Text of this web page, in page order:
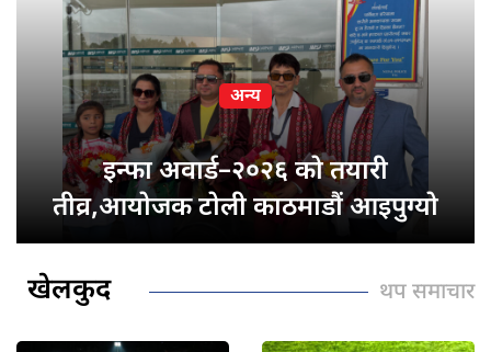
अन्य
इन्फा अवार्ड–२०२६ को तयारी
तीव्र,आयोजक टोली काठमाडौं आइपुग्यो
खेलकुद थप समाचार